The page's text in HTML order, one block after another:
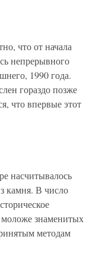
что от начала
непрерывного
1990 года.
гораздо позже
что впервые этот
насчитывалось
камня. В число
знаменитых
методам